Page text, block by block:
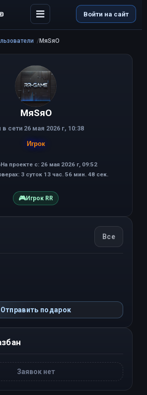
Войти на сайт
MяSяО
MяSяО
сети 26 мая 2026 г, 10:38
Игрок
На проекте с: 26 мая 2026 г, 09:52
3 суток 13 час. 56 мин. 48 сек.
🎮Игрок RR
Все
Отправить подарок
Заявок нет